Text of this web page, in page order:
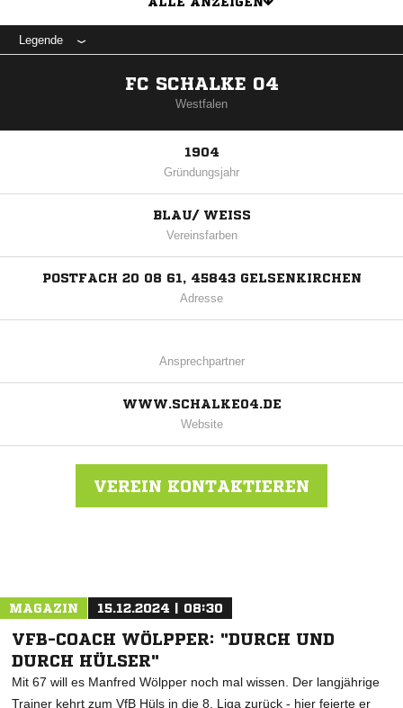
Legende
FC SCHALKE 04
Westfalen
1904
Gründungsjahr
BLAU/ WEISS
Vereinsfarben
POSTFACH 20 08 61, 45843 GELSENKIRCHEN
Adresse
Ansprechpartner
WWW.SCHALKE04.DE
Website
VEREIN KONTAKTIEREN
MAGAZIN 15.12.2024 | 08:30
VFB-COACH WÖLPPER: "DURCH UND
DURCH HÜLSER"
Mit 67 will es Manfred Wölpper noch mal wissen. Der langjährige
Trainer kehrt zum VfB Hüls in die 8. Liga zurück - hier feierte er